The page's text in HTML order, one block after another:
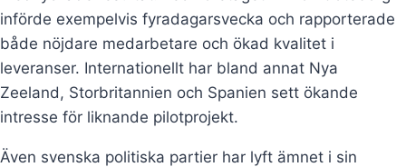
införde exempelvis fyradagarsvecka och rapporterade
både nöjdare medarbetare och ökad kvalitet i
leveranser. Internationellt har bland annat Nya
Zeeland, Storbritannien och Spanien sett ökande
intresse för liknande pilotprojekt.
Även svenska politiska partier har lyft ämnet i sin